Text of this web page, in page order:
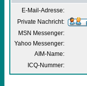
E-Mail-Adresse:
Private Nachricht:
MSN Messenger:
Yahoo Messenger:
AIM-Name:
ICQ-Nummer: